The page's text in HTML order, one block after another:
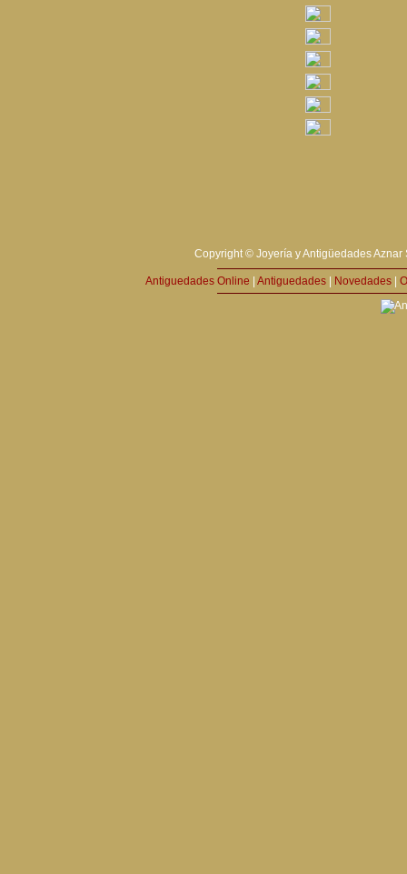
Copyright © Joyería y Antigüedades
Antiguedades Online Antiguedades Novedades